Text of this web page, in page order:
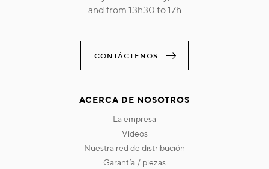
and from 13h30 to 17h
CONTÁCTENOS
ACERCA DE NOSOTROS
la empresa
videos
nuestra red de distribución
garantía / piezas